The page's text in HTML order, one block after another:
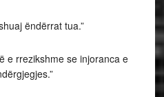
ëndërrat tua.”
e rrezikshme se injoranca e